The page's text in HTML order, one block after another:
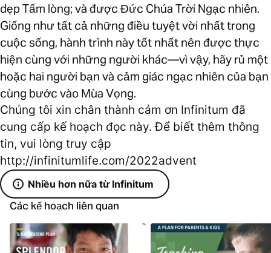
dẹp Tấm lòng; và được Đức Chúa Trời Ngạc nhiên.
Giống như tất cả những điều tuyệt vời nhất trong
cuộc sống, hành trình này tốt nhất nên được thực
hiện cùng với những người khác—vì vậy, hãy rủ một
hoặc hai người bạn và cảm giác ngạc nhiên của bạn
cùng bước vào Mùa Vọng.
Chúng tôi xin chân thành cảm ơn Infinitum đã
cung cấp kế hoạch đọc này. Để biết thêm thông
tin, vui lòng truy cập
http://infinitumlife.com/2022advent
Nhiều hơn nữa từ Infinitum
Các kế hoạch liên quan